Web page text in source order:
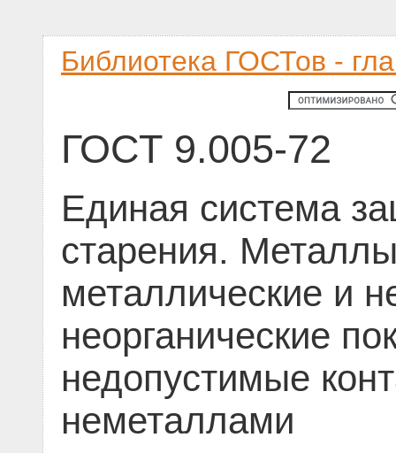
Библиотека ГОСТов -
ГОСТ 9.005-72
Единая система
старения.
металлические и
неорганические
недопустимые
неметаллами